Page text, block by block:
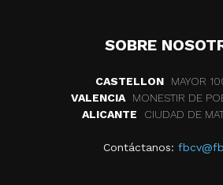
SOBRE
CASTELLON
MAYOR
VALENCIA
MONESTIR DE
ALICANTE
CIUDAD DE
Contáctanos: